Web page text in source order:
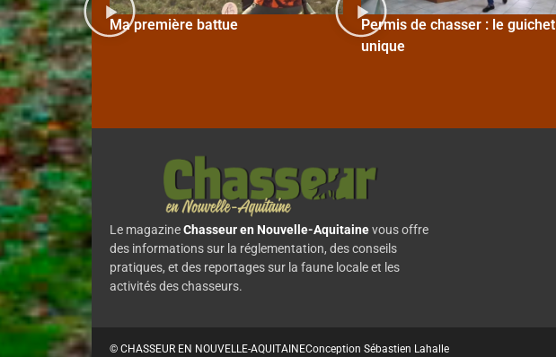
Ma première battue
Permis de chasser : le guichet
unique
Le magazineChasseur en Nouvelle-Aquitainevous offre
des informations sur la réglementation, des conseils
pratiques, et des reportages sur la faune locale et les
activités des chasseurs.
© CHASSEUR EN NOUVELLE-AQUITAINEConception Sébastien Lahalle